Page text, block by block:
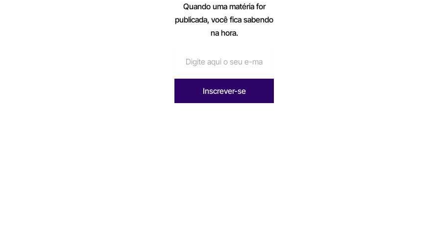
Quando uma matéria for
publicada, você fica sabendo
na hora.
Inscrever-se